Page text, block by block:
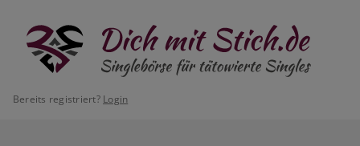
Bereits registriert? Login